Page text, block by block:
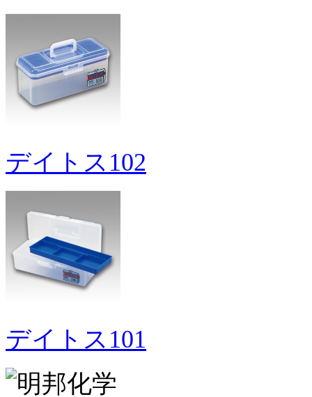
デイトス102
デイトス101